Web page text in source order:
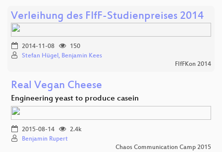
Verleihung des FIfF-Studienpreises 2014
2014-11-08
150
Stefan Hügel, Benjamin Kees
FIfFKon 2014
Real Vegan Cheese
Engineering yeast to produce casein
2015-08-14
2.4k
Benjamin Rupert
Chaos Communication Camp 2015